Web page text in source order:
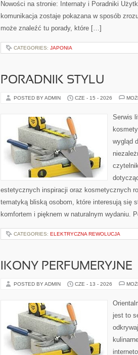
Nowości na stronie: Internaty i Poradniki
komunikacja zostaje pokazana w sposób
może znaleźć tu porady, które […]
CATEGORIES: JAPONIA
PORADNIK STYLU
POSTED BY ADMIN CZE - 15 - 2026
Serwis
wygląd
estetycznych inspiracji oraz kosmetycznych
tematyką bliską osobom, które interesują się
komfortem i pięknem w naturalnym wydaniu.
CATEGORIES: ELEKTRYCZNA REWOLUCJA
IKONY PERFUMERYJNE
POSTED BY ADMIN CZE - 13 - 2026
jest to